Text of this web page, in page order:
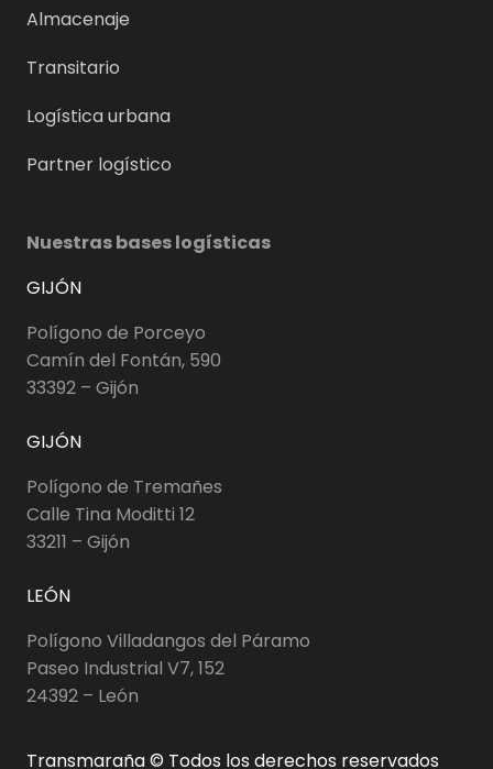
Almacenaje
Transitario
Logística urbana
Partner logístico
Nuestras bases logísticas
GIJÓN
Polígono de Porceyo
Camín del Fontán, 590
33392 – Gijón
GIJÓN
Polígono de Tremañes
Calle Tina Moditti 12
33211 – Gijón
LEÓN
Polígono Villadangos del Páramo
Paseo Industrial V7, 152
24392 – León
Transmaraña © Todos los derechos reservados